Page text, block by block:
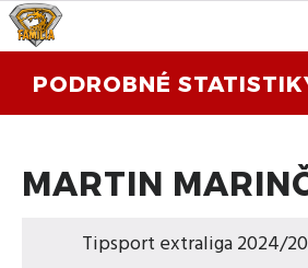
PODROBNÉ
MARTIN
Tipsport extraliga 2024/